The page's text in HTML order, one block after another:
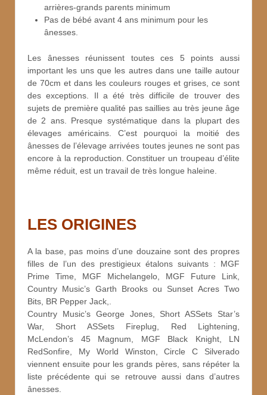
arrières-grands parents minimum
Pas de bébé avant 4 ans minimum pour les
ânesses.
Les ânesses réunissent toutes ces 5 points aussi
important les uns que les autres dans une taille autour
de 70cm et dans les couleurs rouges et grises, ce sont
des exceptions. Il a été très difficile de trouver des
sujets de première qualité pas saillies au très jeune âge
de 2 ans. Presque systématique dans la plupart des
élevages américains. C’est pourquoi la moitié des
ânesses de l’élevage arrivées toutes jeunes ne sont pas
encore à la reproduction. Constituer un troupeau d’élite
même réduit, est un travail de très longue haleine.
LES ORIGINES
A la base, pas moins d’une douzaine sont des propres
filles de l’un des prestigieux étalons suivants : MGF
Prime Time, MGF Michelangelo, MGF Future Link,
Country Music’s Garth Brooks ou Sunset Acres Two
Bits, BR Pepper Jack,.
Country Music’s George Jones, Short ASSets Star’s
War, Short ASSets Fireplug, Red Lightening,
McLendon’s 45 Magnum, MGF Black Knight, LN
RedSonfire, My World Winston, Circle C Silverado
viennent ensuite pour les grands pères, sans répéter la
liste précédente qui se retrouve aussi dans d’autres
ânesses.